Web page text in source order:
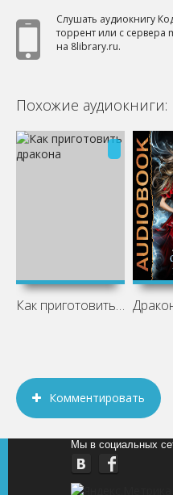
Слушать аудиокнигу
торрент или с сервера
на 8library.ru.
Похожие аудиокниги:
Как приготовить дракона
Комментировать
Мы в социальных